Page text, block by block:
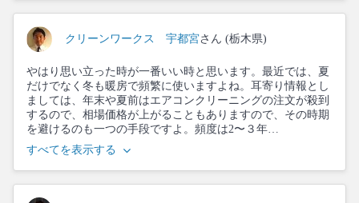
クリーンワークス 宇都宮さん (栃木県)
やはり思い立った時が一番いい時と思います。最近では、夏
だけでなく冬も暖房で頻繁に使いますよね。耳寄り情報とし
ましては、年末や夏前はエアコンクリーニングの注文が殺到
するので、相場価格が上がることもありますので、その時期
を避けるのも一つの手段ですよ。頻度は2〜３年…
すべてを表示する